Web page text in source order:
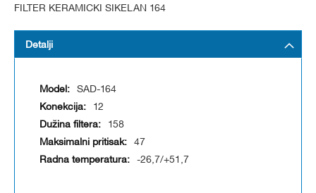
FILTER KERAMICKI SIKELAN 164
Detalji
SAD-164
12
158
47
-26,7/+51,7